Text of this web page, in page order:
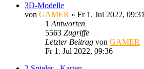
3D-Modelle
von GAMER » Fr 1. Jul 2022, 09:31
1 Antworten
5563 Zugriffe
Letzter Beitrag von GAMER
Fr 1. Jul 2022, 09:36